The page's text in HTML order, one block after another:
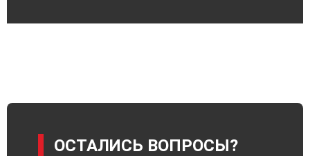
ОСТАЛИСЬ ВОПРОСЫ?